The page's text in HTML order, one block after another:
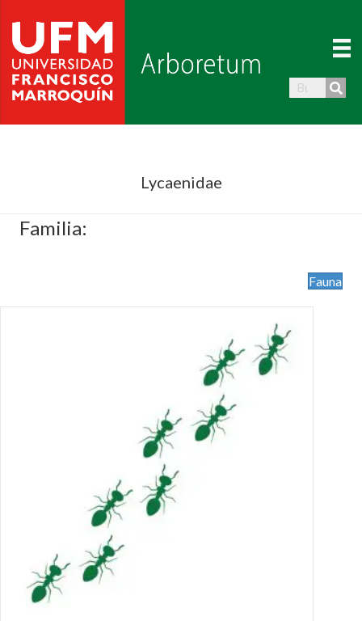
Lycaenidae
Familia:
Fauna